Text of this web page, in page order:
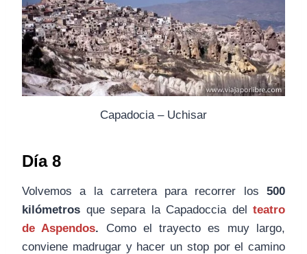
Capadocia – Uchisar
Día 8
Volvemos a la carretera para recorrer los 500
kilómetros que separa la Capadoccia del teatro
de Aspendos. Como el trayecto es muy largo,
conviene madrugar y hacer un stop por el camino